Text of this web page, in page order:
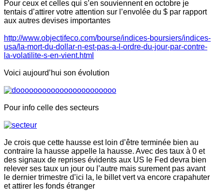
Pour ceux et celles qui s’en souviennent en octobre je
tentais d’attirer votre attention sur l’envolée du $ par rapport
aux autres devises importantes
http://www.objectifeco.com/bourse/indices-boursiers/indices-
usa/la-mort-du-dollar-n-est-pas-a-l-ordre-du-jour-par-contre-
la-volatilite-s-en-vient.html
Voici aujourd’hui son évolution
Pour info celle des secteurs
Je crois que cette hausse est loin d’être terminée bien au
contraire la hausse appelle la hausse. Avec des taux à 0 et
des signaux de reprises évidents aux US le Fed devra bien
relever ses taux un jour ou l’autre mais surement pas avant
le dernier trimestre d’ici la, le billet vert va encore crapahuter
et attirer les fonds étranger